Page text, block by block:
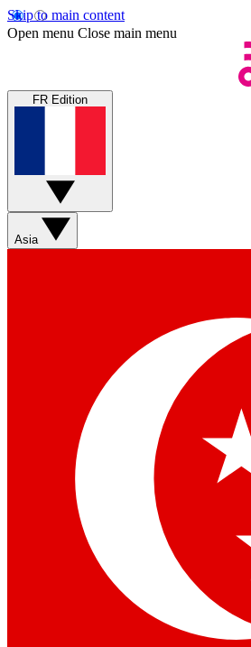
Skip to main content
Open menu Close main menu
FR Edition
Asia